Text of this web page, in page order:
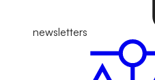
newsletters